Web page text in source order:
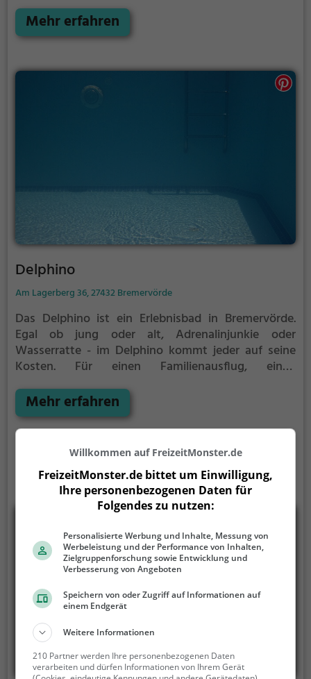
ist das DangastQuellBad Varel genau die richtige
Adresse.
Mehr erfahren
Delphino
Am Lagerberg 36, 27432 Bremervörde
Das Delphino ist ein Erlebnisbad in Bremervörde.
Egal ob jung oder alt, Adrenalinjunkie oder
Wasserratte - im Delphino kommt jeder auf seine
Kosten. Für einen Familienausflug, einen
Delphino genau die richtige Adresse.
Mehr erfahren
Willkommen auf FreizeitMonster.de
FreizeitMonster.de bittet um Einwilligung,
Ihre personenbezogenen Daten für
Folgendes zu nutzen:
Personalisierte Werbung und Inhalte, Messung von
Werbeleistung und der Performance von Inhalten,
Zielgruppenforschung sowie Entwicklung und
Verbesserung von Angeboten
Speichern von oder Zugriff auf Informationen auf
einem Endgerät
Weitere Informationen
210 Partner werden Ihre personenbezogenen Daten
verarbeiten und dürfen Informationen von Ihrem Gerät